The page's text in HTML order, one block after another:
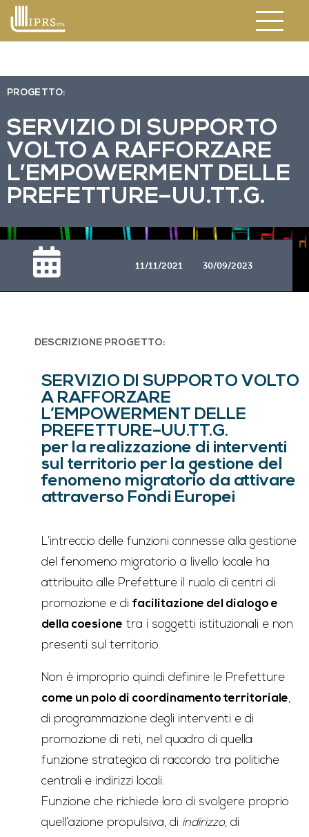
PROGETTO:
SERVIZIO DI SUPPORTO
VOLTO A RAFFORZARE
L’EMPOWERMENT DELLE
PREFETTURE–UU.TT.G.
11/11/2021 30/09/2023
DESCRIZIONE PROGETTO:
SERVIZIO DI SUPPORTO VOLTO
A RAFFORZARE
L’EMPOWERMENT DELLE
PREFETTURE–UU.TT.G.
per la realizzazione di interventi
sul territorio per la gestione del
fenomeno migratorio da attivare
attraverso Fondi Europei
L’intreccio delle funzioni connesse alla gestione
del fenomeno migratorio a livello locale ha
attribuito alle Prefetture il ruolo di centri di
promozione e di facilitazione del dialogo e
della coesione tra i soggetti istituzionali e non
presenti sul territorio.
Non è improprio quindi definire le Prefetture
come un polo di coordinamento territoriale,
di programmazione degli interventi e di
promozione di reti, nel quadro di quella
funzione strategica di raccordo tra politiche
centrali e indirizzi locali.
Funzione che richiede loro di svolgere proprio
quell’azione propulsiva, di indirizzo, di